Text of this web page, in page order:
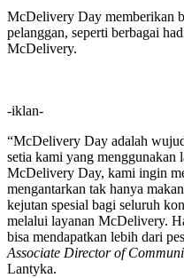
McDelivery Day memberikan
pelanggan, seperti berbagai
McDelivery.
-iklan-
“McDelivery Day adalah
setia kami yang
McDelivery Day, kami ingin
mengantarkan tak hanya
kejutan spesial bagi seluruh
melalui layanan McDelivery.
bisa mendapatkan lebih dari
Associate Director of
Lantyka.